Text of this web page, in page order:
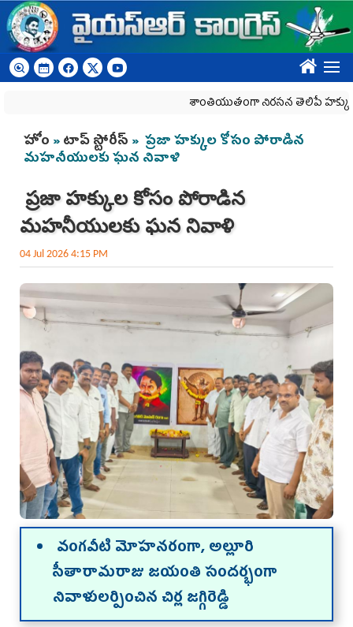
Skip to main content
????
శాంతియుతంగా నిరసన తెలిపే హక్కును
You are here
హోం »టాప్ స్టోరీస్ » ప్రజా హక్కుల కోసం పోరాడిన
మహనీయులకు ఘన నివాళి
ప్రజా హక్కుల కోసం పోరాడిన
మహనీయులకు ఘన నివాళి
04 Jul 2026 4:15 PM
వంగవీటి మోహనరంగా, అల్లూరి
సీతారామరాజు జయంతి సందర్భంగా
నివాళులర్పించిన చిర్ల జగ్గిరెడ్డి